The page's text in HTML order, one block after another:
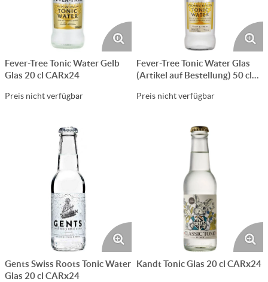
Fever-Tree Tonic Water Gelb
Glas 20 cl CARx24
Preis nicht verfügbar
Fever-Tree Tonic Water Glas
(Artikel auf Bestellung) 50 cl
Preis nicht verfügbar
Gents Swiss Roots Tonic Water
Glas 20 cl CARx24
Kandt Tonic Glas 20 cl CARx24